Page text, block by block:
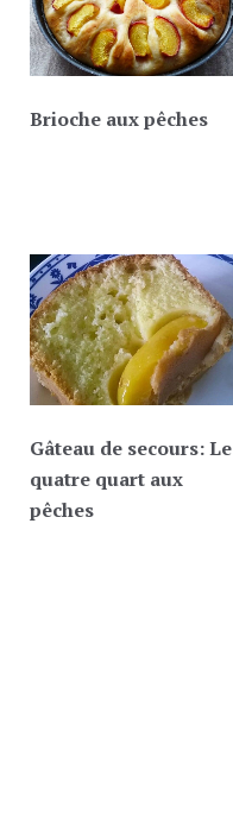
Brioche aux pêches
Gâteau de secours: Le
quatre quart aux
pêches